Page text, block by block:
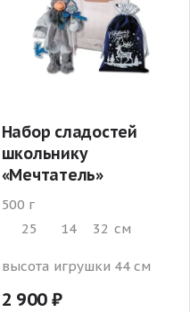
Набор сладостей
школьнику
«Мечтатель»
500 г
25
14 32 см
высота игрушки 44 см
2 900